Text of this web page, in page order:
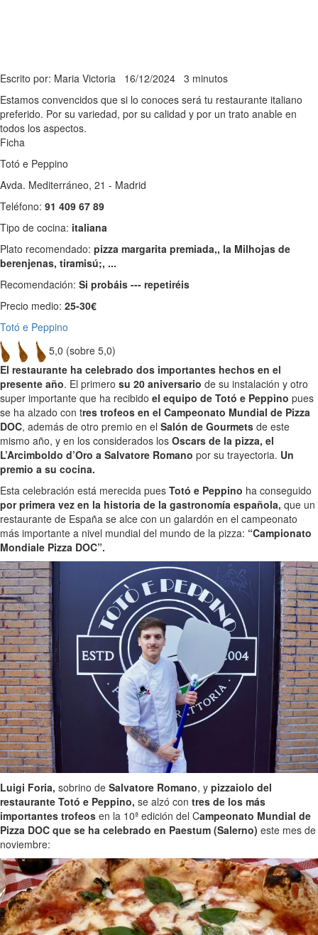
Escrito por: Maria Victoria 16/12/2024 3 minutos
Estamos convencidos que si lo conoces será tu restaurante italiano
preferido. Por su variedad, por su calidad y por un trato anable en
todos los aspectos.
Ficha
Totó e Peppino
Avda. Mediterráneo, 21 - Madrid
Teléfono: 91 409 67 89
Tipo de cocina: italiana
Plato recomendado: pizza margarita premiada,, la Milhojas de
berenjenas, tiramisú;, ...
Recomendación: Si probáis --- repetiréis
Precio medio: 25-30€
Totó e Peppino
5,0 (sobre 5,0)
El restaurante ha celebrado dos importantes hechos en el
presente año. El primero su 20 aniversario de su instalación y otro
super importante que ha recibido el equipo de Totó e Peppino pues
se ha alzado con tres trofeos en el Campeonato Mundial de Pizza
DOC, además de otro premio en el Salón de Gourmets de este
mismo año, y en los considerados los Oscars de la pizza, el
L’Arcimboldo d’Oro a Salvatore Romano por su trayectoria. Un
premio a su cocina.
Esta celebración está merecida pues Totó e Peppino ha conseguido
por primera vez en la historia de la gastronomía española, que un
restaurante de España se alce con un galardón en el campeonato
más importante a nivel mundial del mundo de la pizza: “Campionato
Mondiale Pizza DOC”.
Luigi Foria, sobrino de Salvatore Romano, y pizzaiolo del
restaurante Totó e Peppino, se alzó con tres de los más
importantes trofeos en la 10ª edición del Campeonato Mundial de
Pizza DOC que se ha celebrado en Paestum (Salerno) este mes de
noviembre: